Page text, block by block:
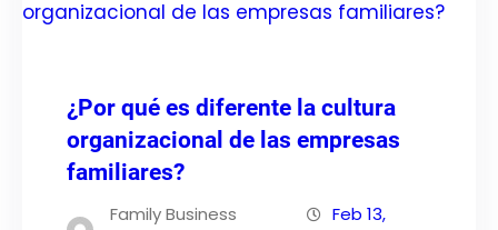
¿Por qué es diferente la cultura
organizacional de las empresas
familiares?
Family Business
Feb 13,